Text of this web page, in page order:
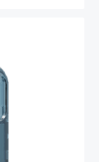
je hoesje
filosofie van
constructie”,
Volgens
hoesjes tot
in vergelijking